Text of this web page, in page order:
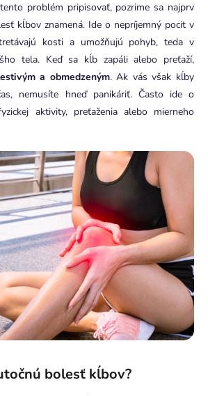
problém pripisovať, pozrime sa najprv
kĺbov znamená. Ide o nepríjemný pocit v
kosti a umožňujú pohyb, teda v
tela. Keď sa kĺb zapáli alebo preťaží,
a obmedzeným. Ak vás však kĺby
nemusíte hneď panikáriť. Často ide o
aktivity, preťaženia alebo mierneho
bolesť kĺbov?